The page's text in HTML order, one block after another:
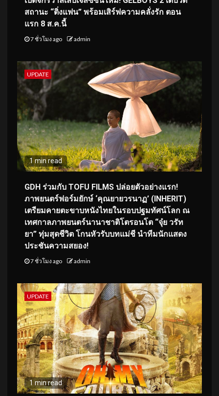
สถานะ “ติ่งแฟน” พร้อมเสิร์ฟความคลั่งรัก ตอน
แรก 8 ส.ค.นี้
7 ชั่วโมง ago admin
UPDATE
1 min read
GDH ร่วมกับ TOFU FILMS ปล่อยตัวอย่างแรก!
ภาพยนตร์ฟอร์มยักษ์ ‘คุณยายวรนาฏ’ (INHERIT)
เตรียมคายตะขาบหนังไทยในรอบปฐมทัศน์โลก ณ
เทศกาลภาพยนตร์นานาชาติโตรอนโต “จุ๋ย วรัท
ยา” ทุ่มสุดชีวิต โกนหัวรับบทแม่ชี นำทีมนักแสดง
ประชันความสยอง!
7 ชั่วโมง ago admin
UPDATE
1 min read